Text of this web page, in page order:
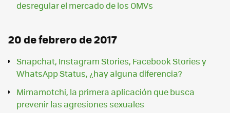
desregular el mercado de los OMVs
20 de febrero de 2017
Snapchat, Instagram Stories, Facebook Stories y
WhatsApp Status, ¿hay alguna diferencia?
Mimamotchi, la primera aplicación que busca
prevenir las agresiones sexuales